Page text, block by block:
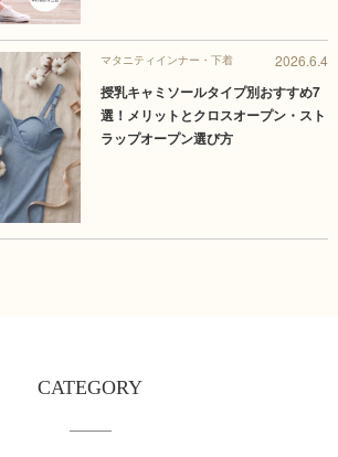
マタニティインナー・下着 2026.6.4
授乳キャミソールタイプ別おすすめ7
選！メリットとクロスオープン・スト
ラップオープン選び方
CATEGORY